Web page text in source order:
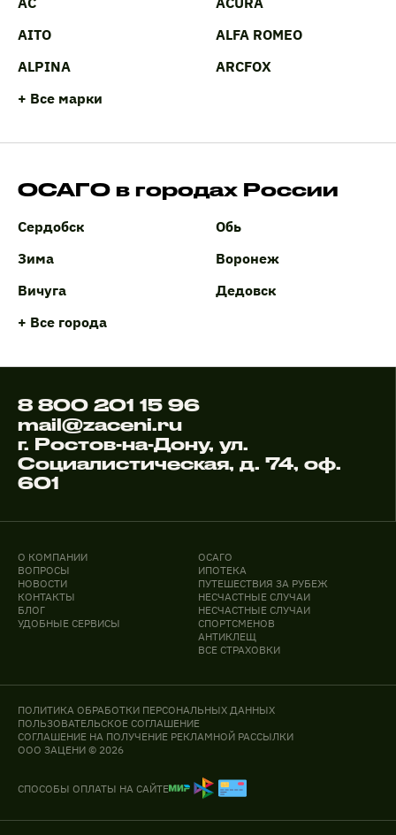
AITO
ALFA ROMEO
ALPINA
ARCFOX
+ Все марки
ОСАГО в городах России
Сердобск
Обь
Зима
Воронеж
Вичуга
Дедовск
+ Все города
8 800 201 15 96
mail@zaceni.ru
г. Ростов-на-Дону, ул.
Социалистическая, д. 74, оф.
601
О КОМПАНИИ
ВОПРОСЫ
НОВОСТИ
КОНТАКТЫ
БЛОГ
УДОБНЫЕ СЕРВИСЫ
ОСАГО
ИПОТЕКА
ПУТЕШЕСТВИЯ ЗА РУБЕЖ
НЕСЧАСТНЫЕ СЛУЧАИ
НЕСЧАСТНЫЕ СЛУЧАИ
СПОРТСМЕНОВ
АНТИКЛЕЩ
ВСЕ СТРАХОВКИ
ПОЛИТИКА ОБРАБОТКИ ПЕРСОНАЛЬНЫХ ДАННЫХ
ПОЛЬЗОВАТЕЛЬСКОЕ СОГЛАШЕНИЕ
СОГЛАШЕНИЕ НА ПОЛУЧЕНИЕ РЕКЛАМНОЙ РАССЫЛКИ
ООО ЗАЦЕНИ © 2026
СПОСОБЫ ОПЛАТЫ НА САЙТЕ